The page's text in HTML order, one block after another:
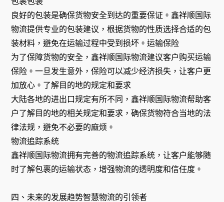
良好的包装是确保货物安全到达的重要保证。鑫祥顺国际
物流提供专业的包装建议，根据货物的性质选择合适的包
装材料，避免在运输过程中受到损坏。运输保险
为了保障货物的安全，鑫祥顺国际物流建议客户购买运输
保险。一旦发生意外，保险可以减少经济损失，让客户更
加放心。了解目的地的规定和要求
大陆各地的进出口规定有所不同，鑫祥顺国际物流帮助客
户了解目的地的相关规定和要求，确保货物符合当地的法
律法规，避免不必要的麻烦。
物流追踪系统
鑫祥顺国际物流拥有完善的物流追踪系统，让客户能够随
时了解包裹的运输状态，增强物流的透明度和信任度。
四、未来的发展趋势智慧物流的引领者